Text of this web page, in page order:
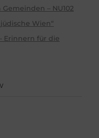
– NU102
Wien“
Erinnern für die